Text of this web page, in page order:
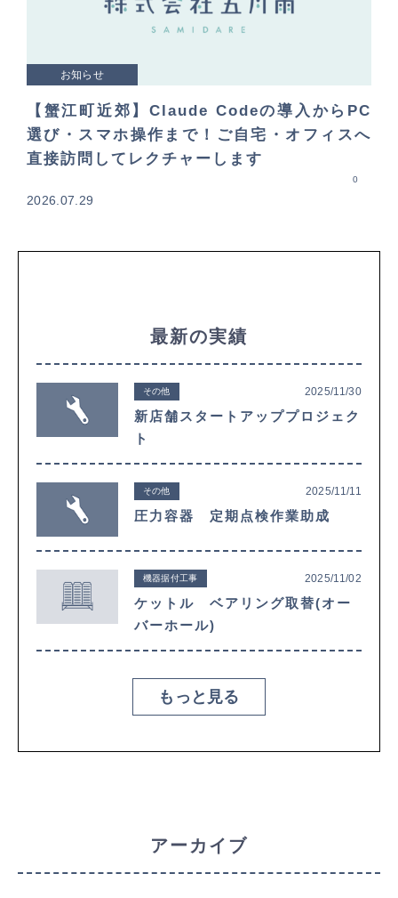
お知らせ
【蟹江町近郊】Claude Codeの導入からPC
選び・スマホ操作まで！ご自宅・オフィスへ
直接訪問してレクチャーします
2026.07.29
0
最新の実績
その他 2025/11/30
新店舗スタートアッププロジェク
ト
その他 2025/11/11
圧力容器 定期点検作業助成
機器据付工事 2025/11/02
ケットル ベアリング取替(オー
バーホール)
もっと見る
アーカイブ